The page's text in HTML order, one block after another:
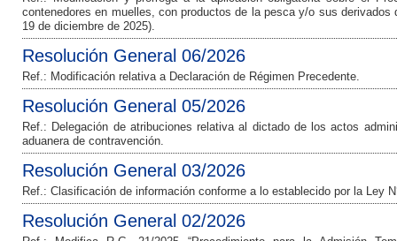
contenedores en muelles, con productos de la pesca y/o sus derivados
19 de diciembre de 2025).
Resolución General 06/2026
Ref.: Modificación relativa a Declaración de Régimen Precedente.
Resolución General 05/2026
Ref.: Delegación de atribuciones relativa al dictado de los actos
aduanera de contravención.
Resolución General 03/2026
Ref.: Clasificación de información conforme a lo establecido por la Ley
Resolución General 02/2026